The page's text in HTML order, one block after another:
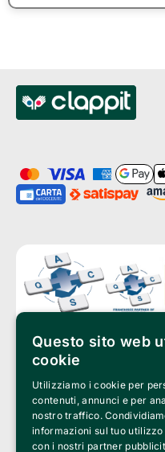
Clappit è un marchio di proprietà
Bemils Srl
a Socio Unico
Via Fosse Ardeatine, 4 -20092
PI 05589050961
Iscr. C.C.I.A.A. Milano R.E.A.
Questo sito web
cookie
Utilizziamo i cookie per
contenuti, annunci e per
nostro traffico.
informazioni sul tuo
con i nostri partner